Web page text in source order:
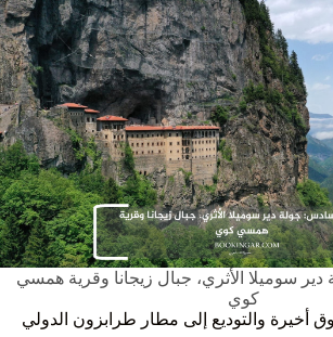
دير سوميلا الأثري، جبال زيجانا وقرية همسي
كوي
أخيرة والتوديع إلى مطار طرابزون الدولي